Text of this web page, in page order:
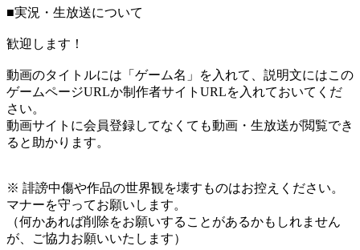
■実況・生放送について
歓迎します！
動画のタイトルには「ゲーム名」を入れて、説明文にはこの
ゲームページURLか制作者サイトURLを入れておいてくだ
さい。
動画サイトに会員登録してなくても動画・生放送が閲覧でき
ると助かります。
※ 誹謗中傷や作品の世界観を壊すものはお控えください。
マナーを守ってお願いします。
（何かあれば削除をお願いすることがあるかもしれません
が、ご協力お願いいたします）